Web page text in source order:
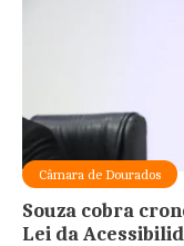
Câmara de Dourados
Souza cobra
Lei da